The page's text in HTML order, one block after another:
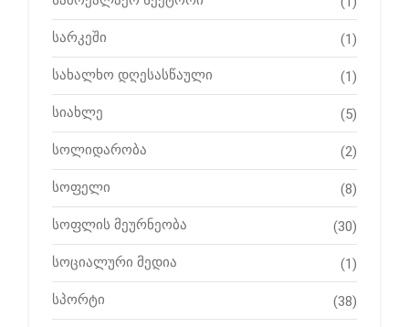
სარკეში (1)
სახალხო დღესასწაული (1)
სიახლე (5)
სოლიდარობა (2)
სოფელი (8)
სოფლის მეურნეობა (30)
სოციალური მედია (1)
სპორტი (38)